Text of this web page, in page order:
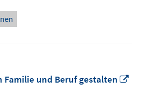
Familie und Beruf gestalten